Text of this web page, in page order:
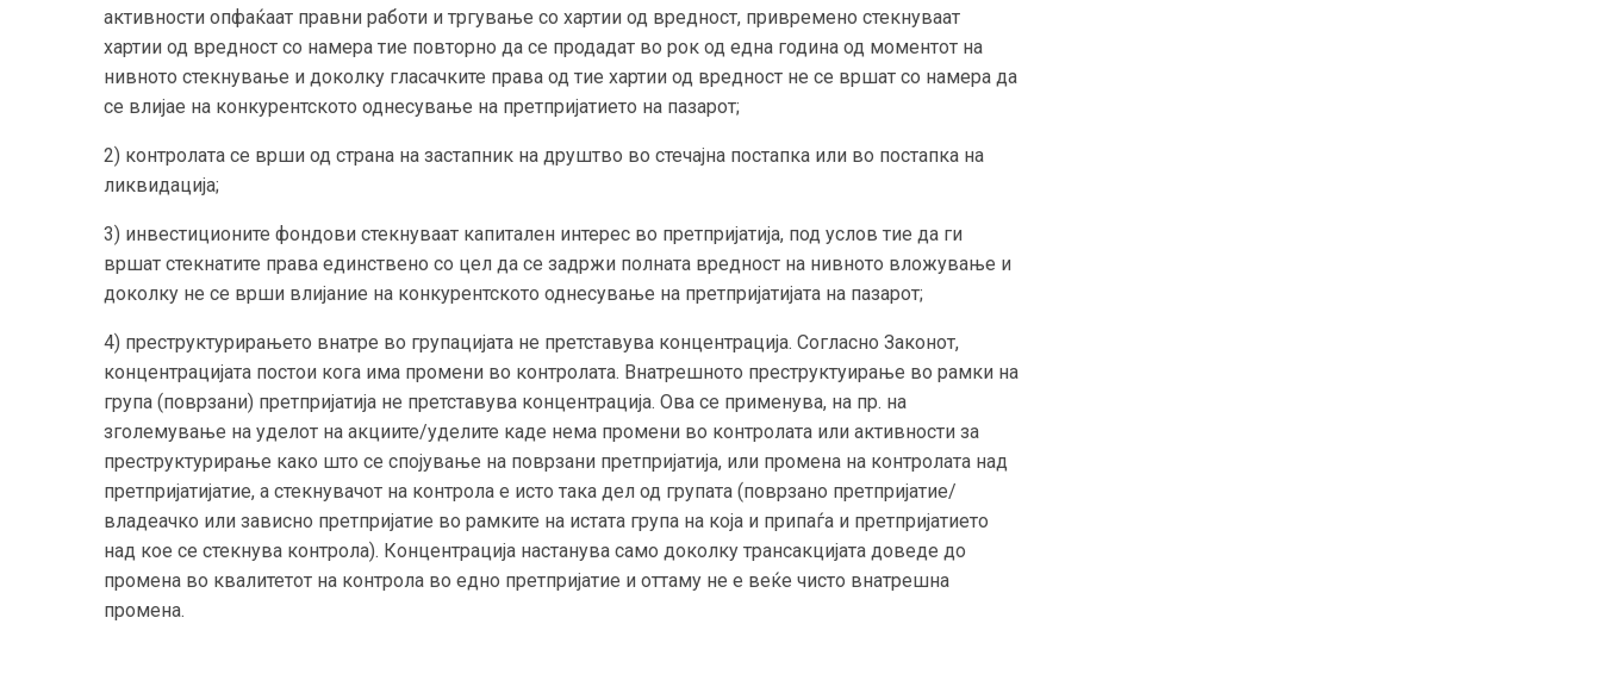
активности опфаќаат правни работи и тргување со хартии од вредност, привремено стекнуваат
хартии од вредност со намера тие повторно да се продадат во рок од една година од моментот на
нивното стекнување и доколку гласачките права од тие хартии од вредност не се вршат со намера да
се влијае на конкурентското однесување на претпријатието на пазарот;
2) контролата се врши од страна на застапник на друштво во стечајна постапка или во постапка на
ликвидација;
3) инвестиционите фондови стекнуваат капитален интерес во претпријатија, под услов тие да ги
вршат стекнатите права единствено со цел да се задржи полната вредност на нивното вложување и
доколку не се врши влијание на конкурентското однесување на претпријатијата на пазарот;
4) преструктурирањето внатре во групацијата не претставува концентрација. Согласно Законот,
концентрацијата постои кога има промени во контролата. Внатрешното преструктуирање во рамки на
група (поврзани) претпријатија не претставува концентрација. Ова се применува, на пр. на
зголемување на уделот на акциите/уделите каде нема промени во контролата или активности за
преструктурирање како што се спојување на поврзани претпријатија, или промена на контролата над
претпријатијатие, а стекнувачот на контрола е исто така дел од групата (поврзано претпријатие/
владеачко или зависно претпријатие во рамките на истата група на која и припаѓа и претпријатието
над кое се стекнува контрола). Концентрација настанува само доколку трансакцијата доведе до
промена во квалитетот на контрола во едно претпријатие и оттаму не е веќе чисто внатрешна
промена.